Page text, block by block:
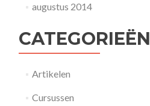
augustus 2014
CATEGORIEËN
Artikelen
Cursussen